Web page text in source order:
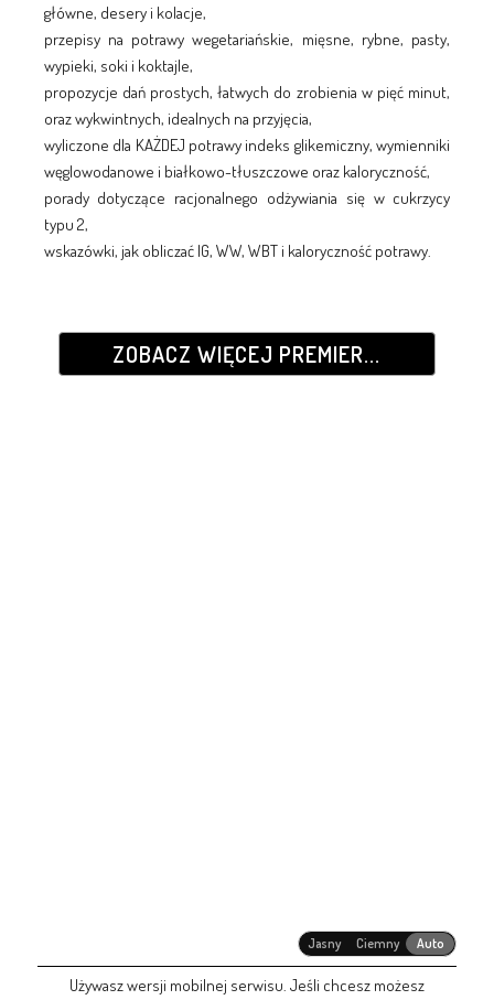
główne, desery i kolacje,
przepisy na potrawy wegetariańskie, mięsne, rybne, pasty,
wypieki, soki i koktajle,
propozycje dań prostych, łatwych do zrobienia w pięć minut,
oraz wykwintnych, idealnych na przyjęcia,
wyliczone dla KAŻDEJ potrawy indeks glikemiczny, wymienniki
węglowodanowe i białkowo-tłuszczowe oraz kaloryczność,
porady dotyczące racjonalnego odżywiania się w cukrzycy
typu 2,
wskazówki, jak obliczać IG, WW, WBT i kaloryczność potrawy.
ZOBACZ WIĘCEJ PREMIER...
Jasny Ciemny Auto
Używasz wersji mobilnej serwisu. Jeśli chcesz możesz